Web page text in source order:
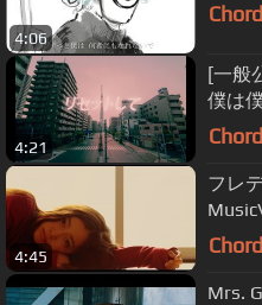
4:06
4:21
[一般公募
僕は
4:45
フレ
MusicVideo
Mrs.